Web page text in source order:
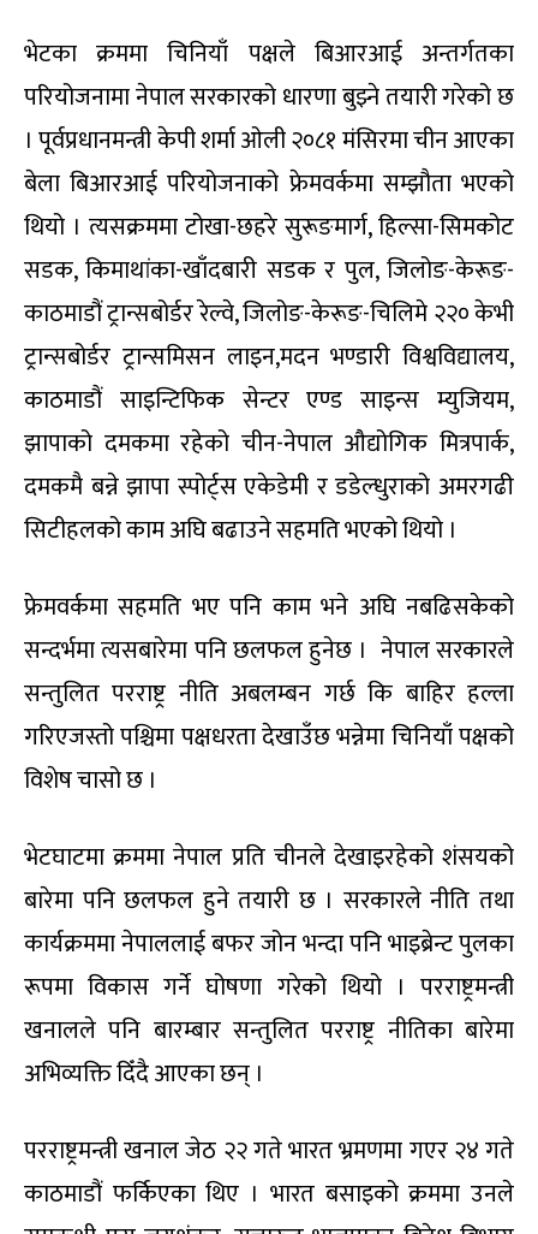
भेटका क्रममा चिनियाँ पक्षले बिआरआई अन्तर्गतका
परियोजनामा नेपाल सरकारको धारणा बुझ्ने तयारी गरेको छ
। पूर्वप्रधानमन्त्री केपी शर्मा ओली २०८१ मंसिरमा चीन आएका
बेला बिआरआई परियोजनाको फ्रेमवर्कमा सम्झौता भएको
थियो । त्यसक्रममा टोखा-छहरे सुरूङमार्ग, हिल्सा-सिमकोट
सडक, किमाथांका-खाँदबारी सडक र पुल, जिलोङ-केरूङ-
काठमाडौं ट्रान्सबोर्डर रेल्वे, जिलोङ-केरूङ-चिलिमे २२० केभी
ट्रान्सबोर्डर ट्रान्समिसन लाइन,मदन भण्डारी विश्वविद्यालय,
काठमाडौं साइन्टिफिक सेन्टर एण्ड साइन्स म्युजियम,
झापाको दमकमा रहेको चीन-नेपाल औद्योगिक मित्रपार्क,
दमकमै बन्ने झापा स्पोर्ट्स एकेडेमी र डडेल्धुराको अमरगढी
सिटीहलको काम अघि बढाउने सहमति भएको थियो ।
फ्रेमवर्कमा सहमति भए पनि काम भने अघि नबढिसकेको
सन्दर्भमा त्यसबारेमा पनि छलफल हुनेछ । नेपाल सरकारले
सन्तुलित परराष्ट्र नीति अबलम्बन गर्छ कि बाहिर हल्ला
गरिएजस्तो पश्चिमा पक्षधरता देखाउँछ भन्नेमा चिनियाँ पक्षको
विशेष चासो छ ।
भेटघाटमा क्रममा नेपाल प्रति चीनले देखाइरहेको शंसयको
बारेमा पनि छलफल हुने तयारी छ । सरकारले नीति तथा
कार्यक्रममा नेपाललाई बफर जोन भन्दा पनि भाइब्रेन्ट पुलका
रूपमा विकास गर्ने घोषणा गरेको थियो । परराष्ट्रमन्त्री
खनालले पनि बारम्बार सन्तुलित परराष्ट्र नीतिका बारेमा
अभिव्यक्ति दिँदै आएका छन् ।
परराष्ट्रमन्त्री खनाल जेठ २२ गते भारत भ्रमणमा गएर २४ गते
काठमाडौं फर्किएका थिए । भारत बसाइको क्रममा उनले